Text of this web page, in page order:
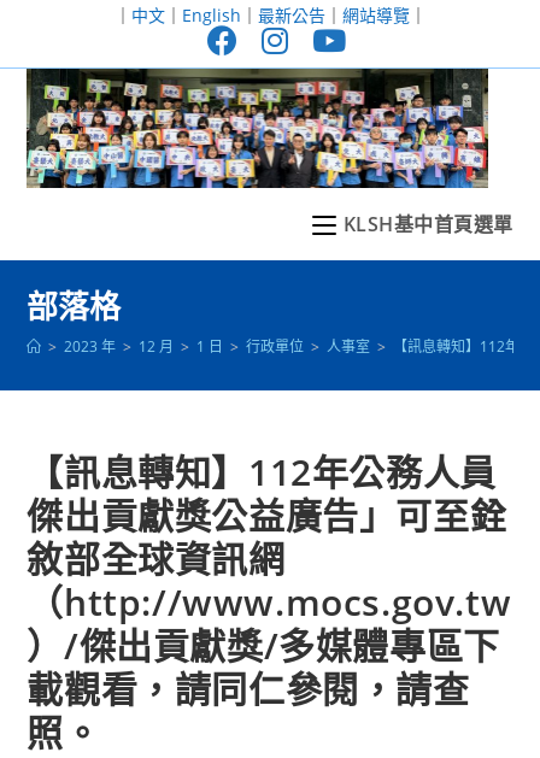
至
｜ 中文｜ English ｜ 最新公告｜ 網站導覽｜
KLSH基中首頁選單
部落格
> 2023 年 > 12 月 > 1 日 > 行政單位 > 人事室 > 【訊息轉知】112年
【訊息轉知】112年公務人員
傑出貢獻獎公益廣告」可至銓
敘部全球資訊網
（http://www.mocs.gov.tw
）/傑出貢獻獎/多媒體專區下
載觀看，請同仁參閱，請查
照。